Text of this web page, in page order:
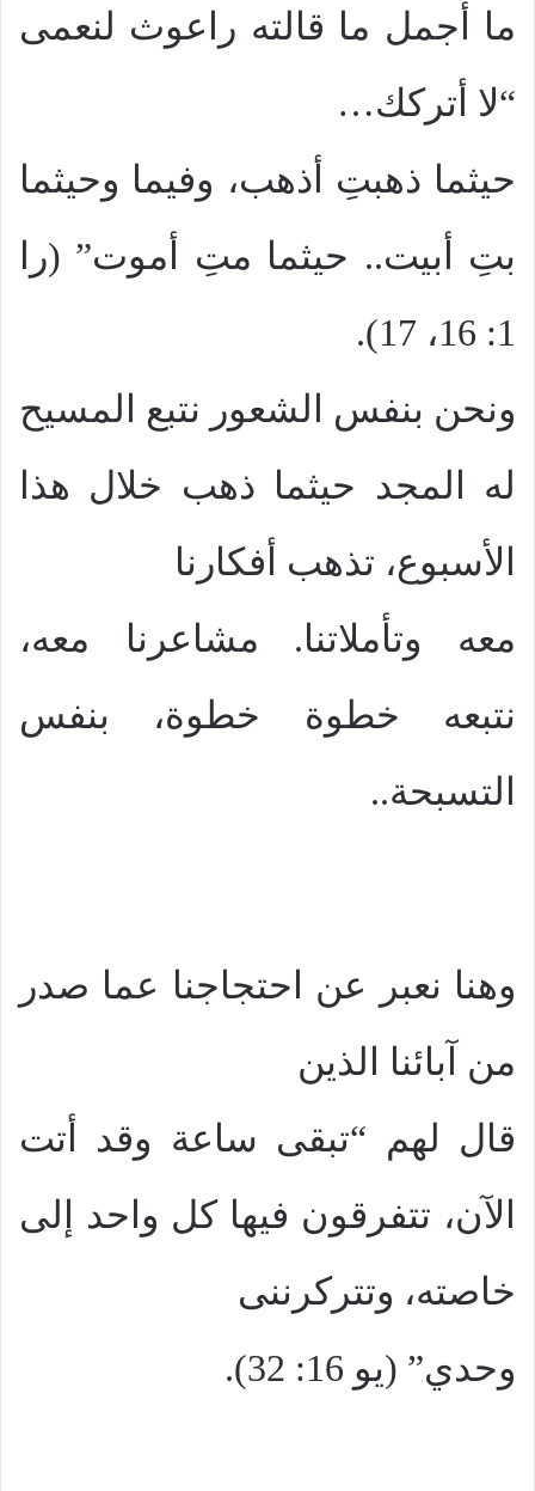
ما أجمل ما قالته راعوث لنعمى
“لا أتركك…
حيثما ذهبتِ أذهب، وفيما وحيثما
بتِ أبيت.. حيثما متِ أموت” (را
1: 16، 17).
ونحن بنفس الشعور نتبع المسيح
له المجد حيثما ذهب خلال هذا
الأسبوع، تذهب أفكارنا
معه وتأملاتنا. مشاعرنا معه،
نتبعه خطوة خطوة، بنفس
التسبحة..
وهنا نعبر عن احتجاجنا عما صدر
من آبائنا الذين
قال لهم “تبقى ساعة وقد أتت
الآن، تتفرقون فيها كل واحد إلى
خاصته، وتتركرننى
وحدي” (يو 16: 32).